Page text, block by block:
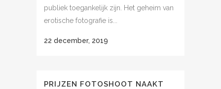
publiek toegankelijk zijn. Het geheim van
erotische fotografie is...
22 december, 2019
PRIJZEN FOTOSHOOT NAAKT